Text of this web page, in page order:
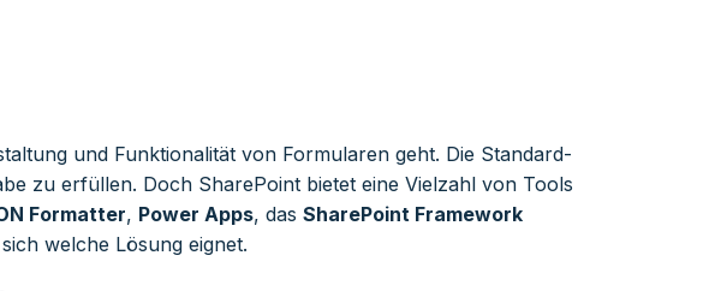
und Funktionalität von Formularen geht. Die Standard-
zu erfüllen. Doch SharePoint bietet eine Vielzahl von Tools
Formatter, Power Apps, das SharePoint Framework
welche Lösung eignet.